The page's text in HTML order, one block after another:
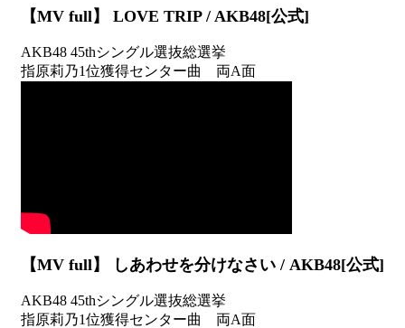
【MV full】 LOVE TRIP / AKB48[公式]
AKB48 45thシングル選抜総選挙
指原莉乃1位獲得センター曲 両A面
【MV full】 しあわせを分けなさい / AKB48[公式]
AKB48 45thシングル選抜総選挙
指原莉乃1位獲得センター曲 両A面